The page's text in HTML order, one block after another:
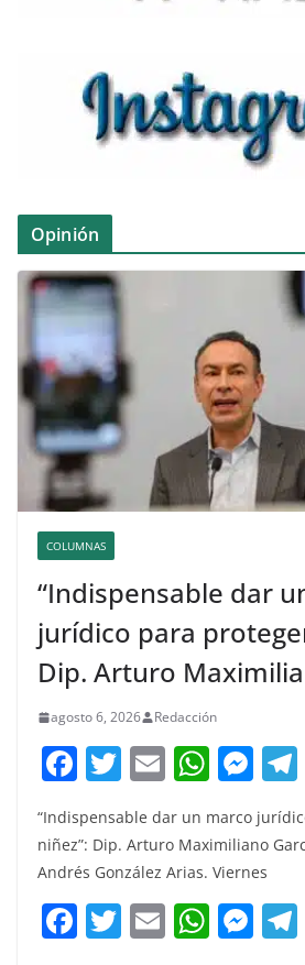
Opinión
COLUMNAS
“Indispensable dar
jurídico para
Dip. Arturo
agosto 6, 2026 Redacción
F
c
e
b
o
T
w
itt
er
E
ai
l
W
at
s
A
p
M
e
ss
e
n
g
“Indispensable dar un marco
niñez”: Dip. Arturo Maximiliano
Andrés González Arias. Viernes
F T E W M